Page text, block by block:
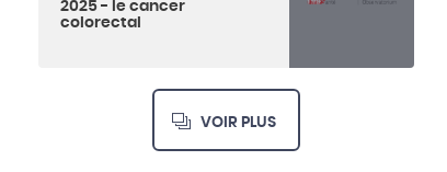
2025 - le cancer
colorectal
VOIR PLUS